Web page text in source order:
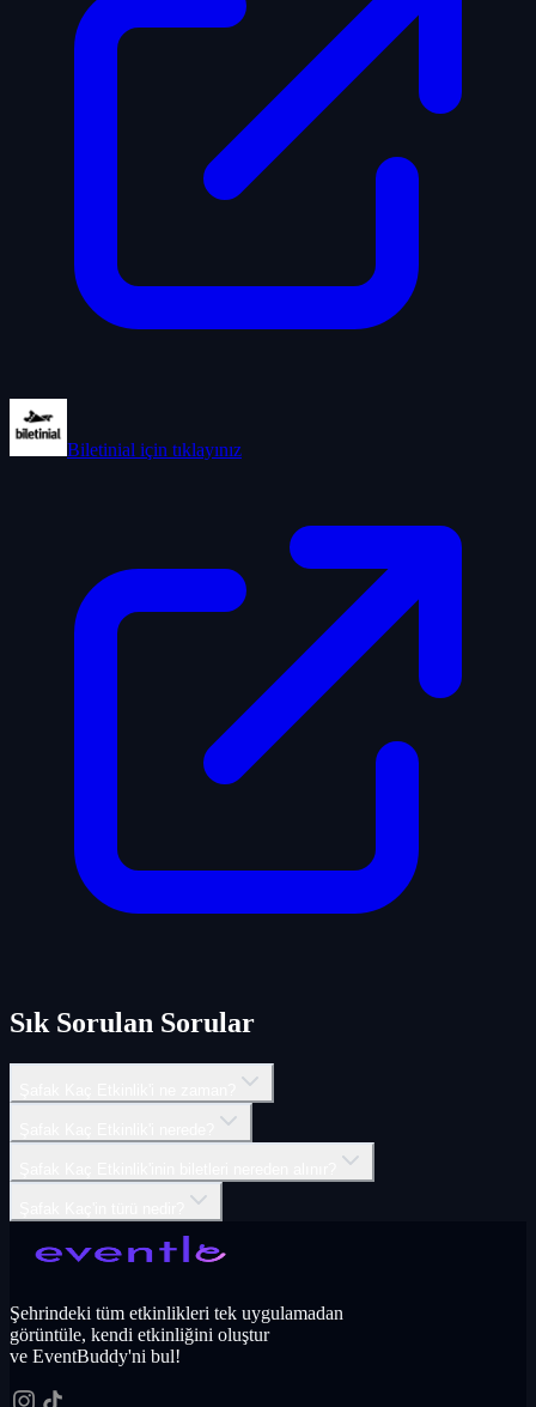
Biletinial için tıklayınız
Sık Sorulan Sorular
Şehrindeki tüm etkinlikleri tek uygulamadan
görüntüle, kendi etkinliğini oluştur
ve EventBuddy'ni bul!